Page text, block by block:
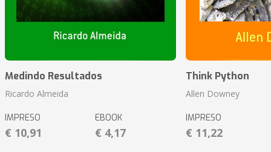
Medindo Resultados
Ricardo Almeida
IMPRESO
€ 10,91
EBOOK
€ 4,17
Think Python
Allen Downey
IMPRESO
€ 11,22